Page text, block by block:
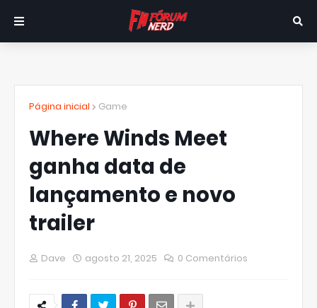
Página inicial Game
Where Winds Meet
ganha data de
lançamento e novo
trailer
Dave agosto 21, 2025 0 Comentários